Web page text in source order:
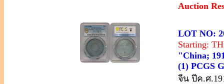
Auction
LOT NO:
Starting:
"China;
(1) PCGS
จีน ปีค.ศ